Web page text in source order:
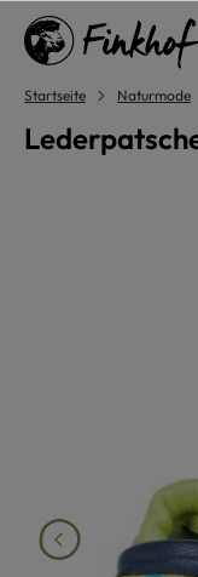
springen
Startseite Naturmode